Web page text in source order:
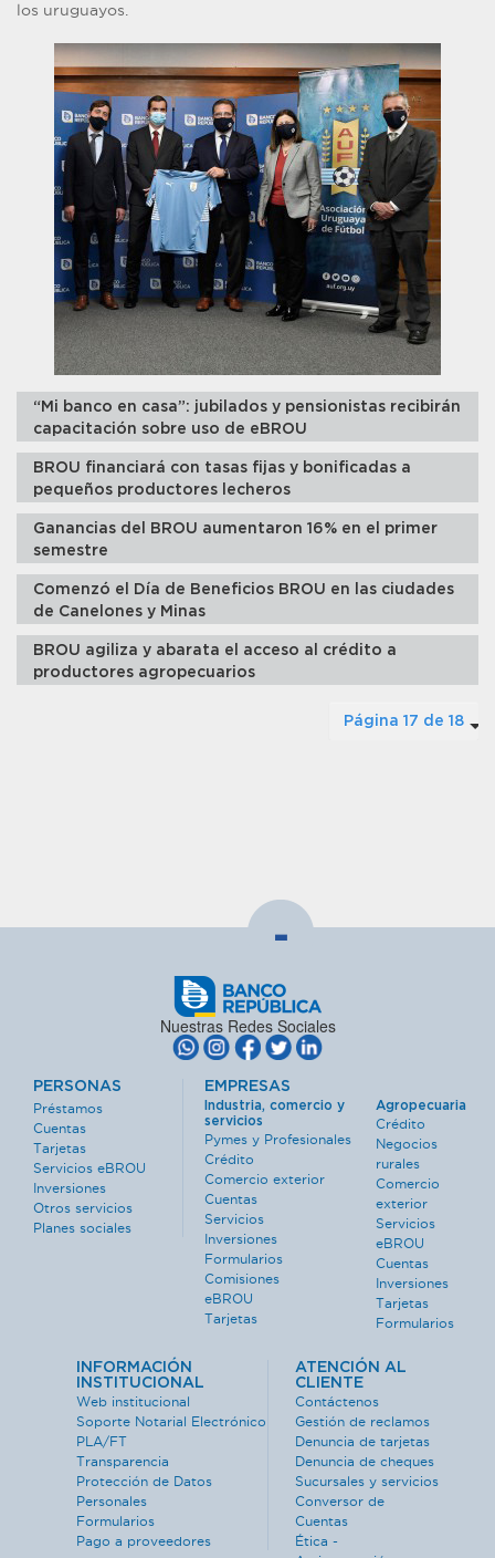
los uruguayos.
“Mi banco en casa”: jubilados y pensionistas recibirán
capacitación sobre uso de eBROU
BROU financiará con tasas fijas y bonificadas a
pequeños productores lecheros
Ganancias del BROU aumentaron 16% en el primer
semestre
Comenzó el Día de Beneficios BROU en las ciudades
de Canelones y Minas
BROU agiliza y abarata el acceso al crédito a
productores agropecuarios
Página 17 de 18
-
Nuestras Redes Sociales
PERSONAS
Préstamos
Cuentas
Tarjetas
Servicios eBROU
Inversiones
Otros servicios
Planes sociales
EMPRESAS
Industria, comercio y
servicios
Pymes y Profesionales
Crédito
Comercio exterior
Cuentas
Servicios
Inversiones
Formularios
Comisiones
eBROU
Tarjetas
Agropecuaria
Crédito
Negocios
rurales
Comercio
exterior
Servicios
eBROU
Cuentas
Inversiones
Tarjetas
Formularios
INFORMACIÓN
INSTITUCIONAL
Web institucional
Soporte Notarial Electrónico
PLA/FT
Transparencia
Protección de Datos
Personales
Formularios
Pago a proveedores
ATENCIÓN AL
CLIENTE
Contáctenos
Gestión de reclamos
Denuncia de tarjetas
Denuncia de cheques
Sucursales y servicios
Conversor de
Cuentas
Ética -